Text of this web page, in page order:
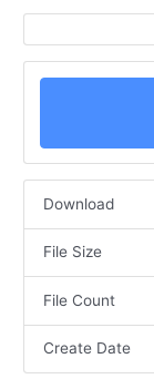
Download
File Size
File Count
Create Date